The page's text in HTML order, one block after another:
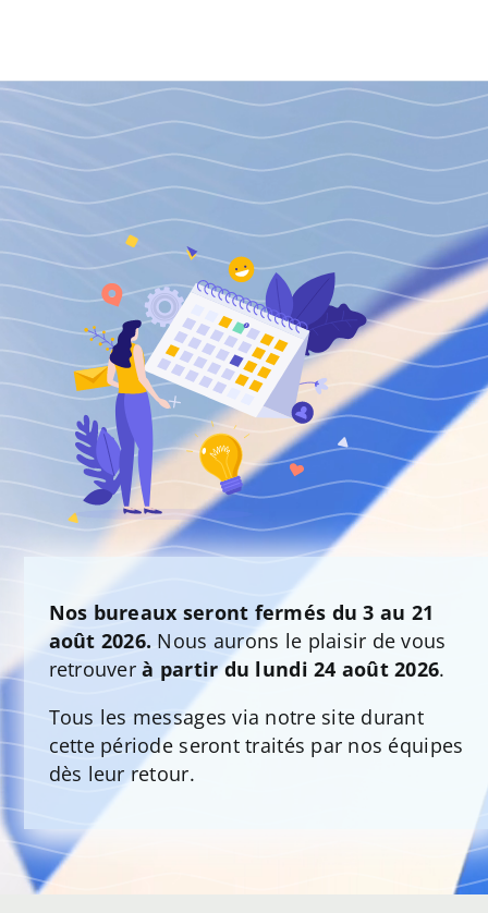
Nos bureaux seront fermés du 3 au 21
août 2026. Nous aurons le plaisir de vous
retrouverà partir du lundi 24 août 2026.
Tous les messages via notre site durant
cette période seront traités par nos équipes
dès leur retour.